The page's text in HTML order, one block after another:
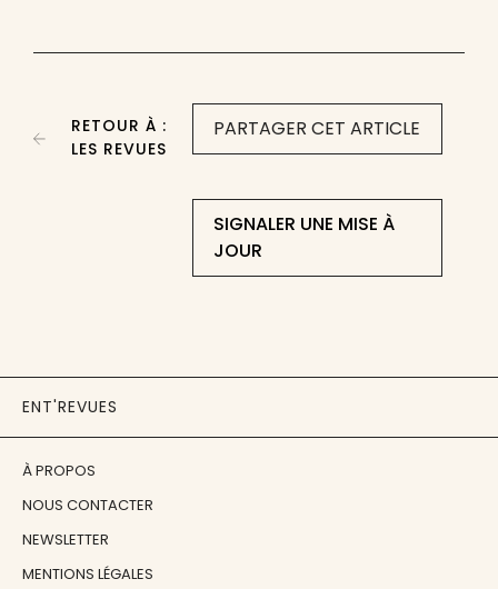
PARTAGER CET ARTICLE
SIGNALER UNE MISE À
JOUR
RETOUR À :
LES REVUES
ENT'REVUES
À PROPOS
NOUS CONTACTER
NEWSLETTER
MENTIONS LÉGALES